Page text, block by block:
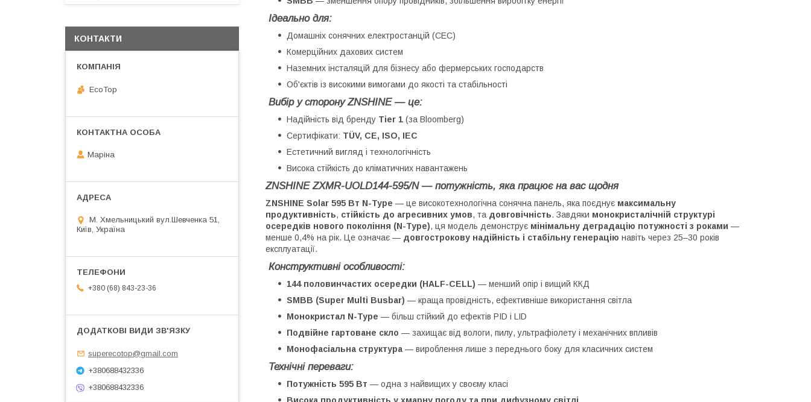
Ідеально для:
Домашніх сонячних електростанцій (СЕС)
Комерційних дахових систем
Наземних інсталяцій для бізнесу або фермерських господарств
Об'єктів із високими вимогами до якості та стабільності
Вибір у сторону ZNSHINE — це:
Надійність від бренду Tier 1 (за Bloomberg)
Сертифікати: TÜV, CE, ISO, IEC
Естетичний вигляд і технологічність
Висока стійкість до кліматичних навантажень
ZNSHINE ZXMR-UOLD144-595/N — потужність, яка працює на вас щодня
ZNSHINE Solar 595 Вт N-Type — це високотехнологічна сонячна панель, яка поєднує максимальну
продуктивність, стійкість до агресивних умов, та довговічність. Завдяки монокристалічній структурі
осередків нового покоління (N-Type), ця модель демонструє мінімальну деградацію потужності з роками —
менше 0,4% на рік. Це означає — довгострокову надійність і стабільну генерацію навіть через 25–30 років
експлуатації.
Конструктивні особливості:
144 половинчастих осередки (HALF-CELL) — менший опір і вищий ККД
SMBB (Super Multi Busbar) — краща провідність, ефективніше використання світла
Монокристал N-Type — більш стійкий до ефектів PID і LID
Подвійне гартоване скло — захищає від вологи, пилу, ультрафіолету і механічних впливів
Монофасіальна структура — вироблення лише з переднього боку для класичних систем
Технічні переваги:
Потужність 595 Вт — одна з найвищих у своєму класі
Висока продуктивність у хмарну погоду та при дифузному світлі
КОНТАКТИ
EcoTop
Маріна
М. Хмельницький вул.Шевченка 51,
Київ, Україна
+380 (68) 843-23-36
superecotop@gmail.com
+380688432336
+380688432336